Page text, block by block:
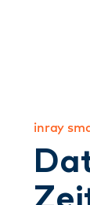
inray